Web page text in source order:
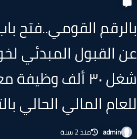
القومي..فتح باب
القبول المبدئي
شغل ٣٠ ألف
المالي الحالي
admin منذ 2 سنة